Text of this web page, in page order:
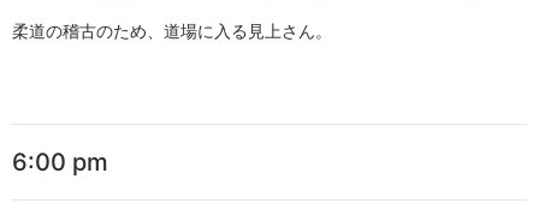
柔道の稽古のため、道場に入る見上さん。
6:00 pm